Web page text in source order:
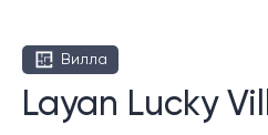
Вилла
Layan Lucky